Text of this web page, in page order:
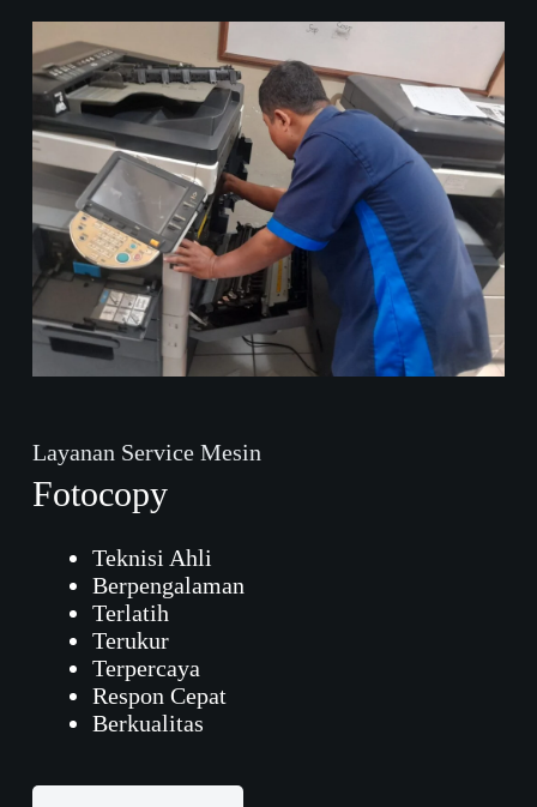
Layanan Service Mesin
Fotocopy
Teknisi Ahli
Berpengalaman
Terlatih
Terukur
Terpercaya
Respon Cepat
Berkualitas